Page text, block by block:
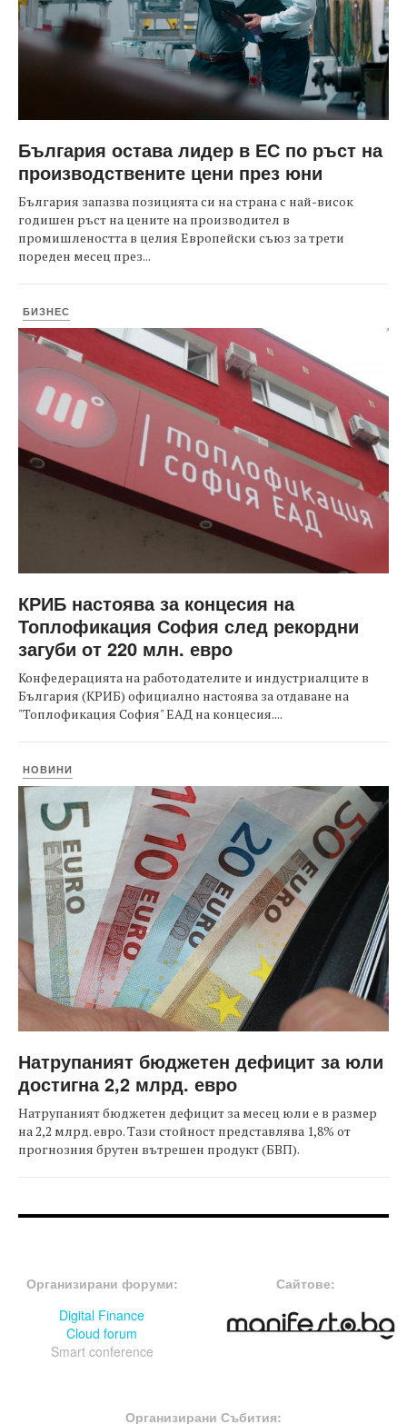
България остава лидер в ЕС по ръст на
производствените цени през юни
България запазва позицията си на страна с най-висок
годишен ръст на цените на производител в
промишлеността в целия Европейски съюз за трети
пореден месец през...
БИЗНЕС
КРИБ настоява за концесия на
Топлофикация София след рекордни
загуби от 220 млн. евро
Конфедерацията на работодателите и индустриалците в
България (КРИБ) официално настоява за отдаване на
"Топлофикация София" ЕАД на концесия....
НОВИНИ
Натрупаният бюджетен дефицит за юли
достигна 2,2 млрд. евро
Натрупаният бюджетен дефицит за месец юли е в размер
на 2,2 млрд. евро. Тази стойност представлява 1,8% от
прогнозния брутен вътрешен продукт (БВП).
Организирани форуми:
Digital Finance
Cloud forum
Smart conference
Сайтове:
Организирани Събития: